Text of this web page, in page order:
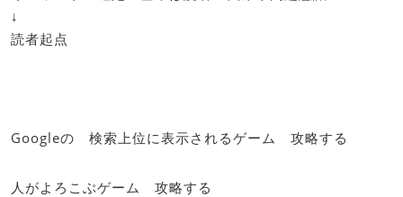
↓
読者起点
Googleの 検索上位に表示されるゲーム 攻略する
人がよろこぶゲーム 攻略する